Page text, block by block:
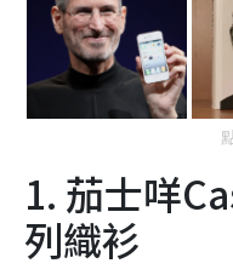
1. 茄士咩
列織衫